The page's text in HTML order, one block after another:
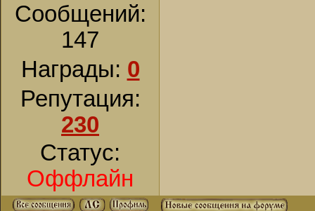
Сообщений:
147
Награды: 0
Репутация:
230
Статус:
Оффлайн